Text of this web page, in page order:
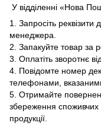
У відділенні «Нова
1. Запросіть
менеджера.
2. Запакуйте товар за
3. Оплатіть зворотнє
4. Повідомте номер
телефонами,
5. Отримайте
збереження споживчих
продукції.